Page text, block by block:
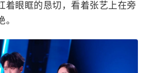
着眼眶的恳切，看着张艺上在旁